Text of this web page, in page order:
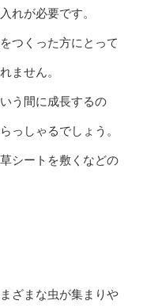
れが必要です。
つくった方にとって
ません。
う間に成長するの
っしゃるでしょう。
シートを敷くなどの
ざまな虫が集まりや